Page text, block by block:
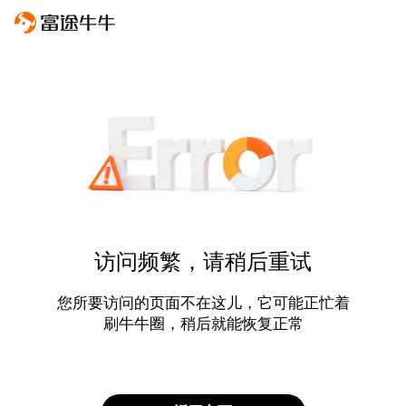
访问频繁，请稍后重试
您所要访问的页面不在这儿，它可能正忙着
刷牛牛圈，稍后就能恢复正常